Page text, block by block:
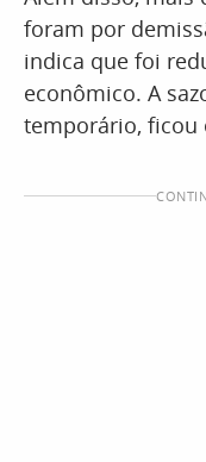
foram por
indica que foi
econômico. A
temporário, ficou